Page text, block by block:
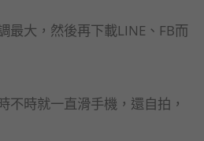
最大，然後再下載LINE、FB而
不時就一直滑手機，還自拍，